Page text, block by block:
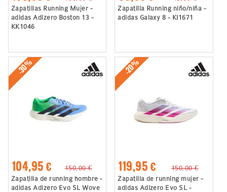
Zapatillas Running Mujer -
adidas Adizero Boston 13 -
KK1046
Zapatilla Running niño/niña -
adidas Galaxy 8 - KI1671
-30%
104,95 €
150,00 €
Zapatilla de running hombre -
adidas Adizero Evo SL Wove
-20%
119,95 €
150,00 €
Zapatilla de running mujer -
adidas Adizero Evo SL -